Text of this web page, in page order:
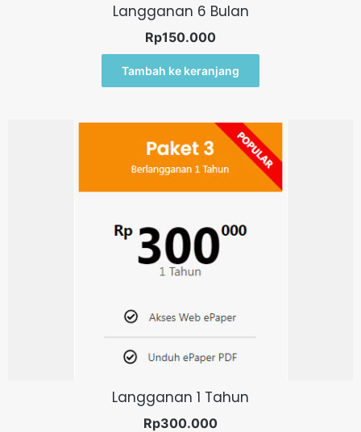
Langganan 6 Bulan
Rp150.000
Tambah ke keranjang
Langganan 1 Tahun
Rp300.000